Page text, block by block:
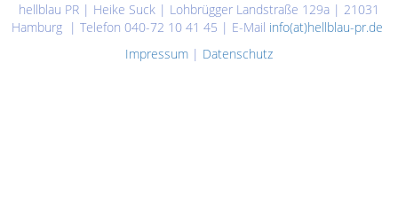
hellblau PR | Heike Suck | Lohbrügger Landstraße 129a | 21031
Hamburg | Telefon 040-72 10 41 45 | E-Mail info(at)hellblau-pr.de
Impressum | Datenschutz